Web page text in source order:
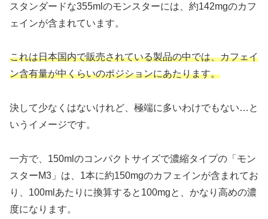
スタンダードな355mlのモンスターには、約142mgのカフ
ェインが含まれています。
これは日本国内で販売されている製品の中では、カフェイ
ン含有量が中くらいのポジションにあたります。
決して少なくはないけれど、極端に多いわけでもない…と
いうイメージです。
一方で、150mlのコンパクトサイズで濃縮タイプの「モン
スターM3」は、1本に約150mgのカフェインが含まれてお
り、100mlあたりに換算すると100mgと、かなり高めの濃
度になります。